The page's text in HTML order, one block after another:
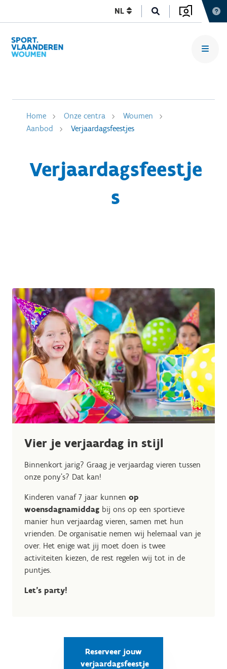
NL
Home Onze centra
Woumen
Aanbod
Verjaardagsfeestjes
Verjaardagsfeestje
s
Vier je verjaardag in stijl
Binnenkort jarig? Graag je verjaardag vieren tussen
onze pony's? Dat kan!
Kinderen vanaf 7 jaar kunnen op
woensdagnamiddag bij ons op een sportieve
manier hun verjaardag vieren, samen met hun
vrienden. De organisatie nemen wij helemaal van je
over. Het enige wat jij moet doen is twee
activiteiten kiezen, de rest regelen wij tot in de
puntjes.
Let’s party!
Reserveer jouw
verjaardagsfeestje